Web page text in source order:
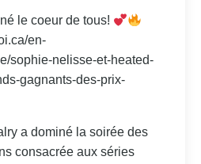
le coeur de tous!
en-
sophie-nelisse-et-heated-
gagnants-des-prix-
a dominé la soirée des
consacrée aux séries